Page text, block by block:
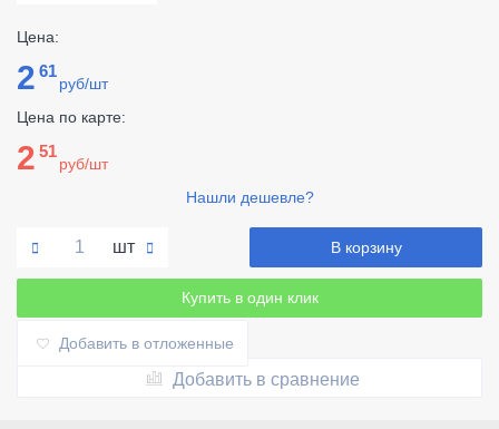
Цена:
2 61
руб/шт
Цена по карте:
2 51
руб/шт
Нашли дешевле?
шт В корзину
Купить в один клик
Добавить в отложенные
Добавить в сравнение